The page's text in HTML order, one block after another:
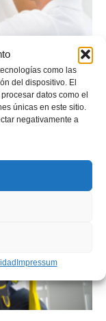
como las
del dispositivo. El
datos como el
únicas en este sitio.
negativamente a
Impressum